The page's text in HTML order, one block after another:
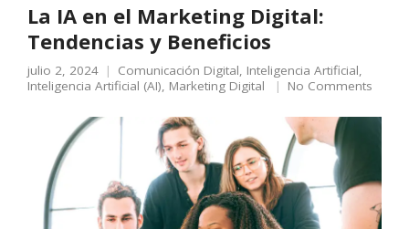
La IA en el Marketing Digital:
Tendencias y Beneficios
julio 2, 2024 Comunicación Digital Inteligencia Artificial
Inteligencia Artificial (AI) Marketing Digital No Comments